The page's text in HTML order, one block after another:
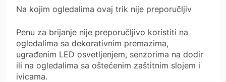
Na kojim ogledalima ovaj trik nije preporučljiv
Penu za brijanje nije preporučljivo koristiti na
ogledalima sa dekorativnim premazima,
ugrađenim LED osvetljenjem, senzorima na dodir
ili na ogledalima sa oštećenim zaštitnim slojem i
ivicama.